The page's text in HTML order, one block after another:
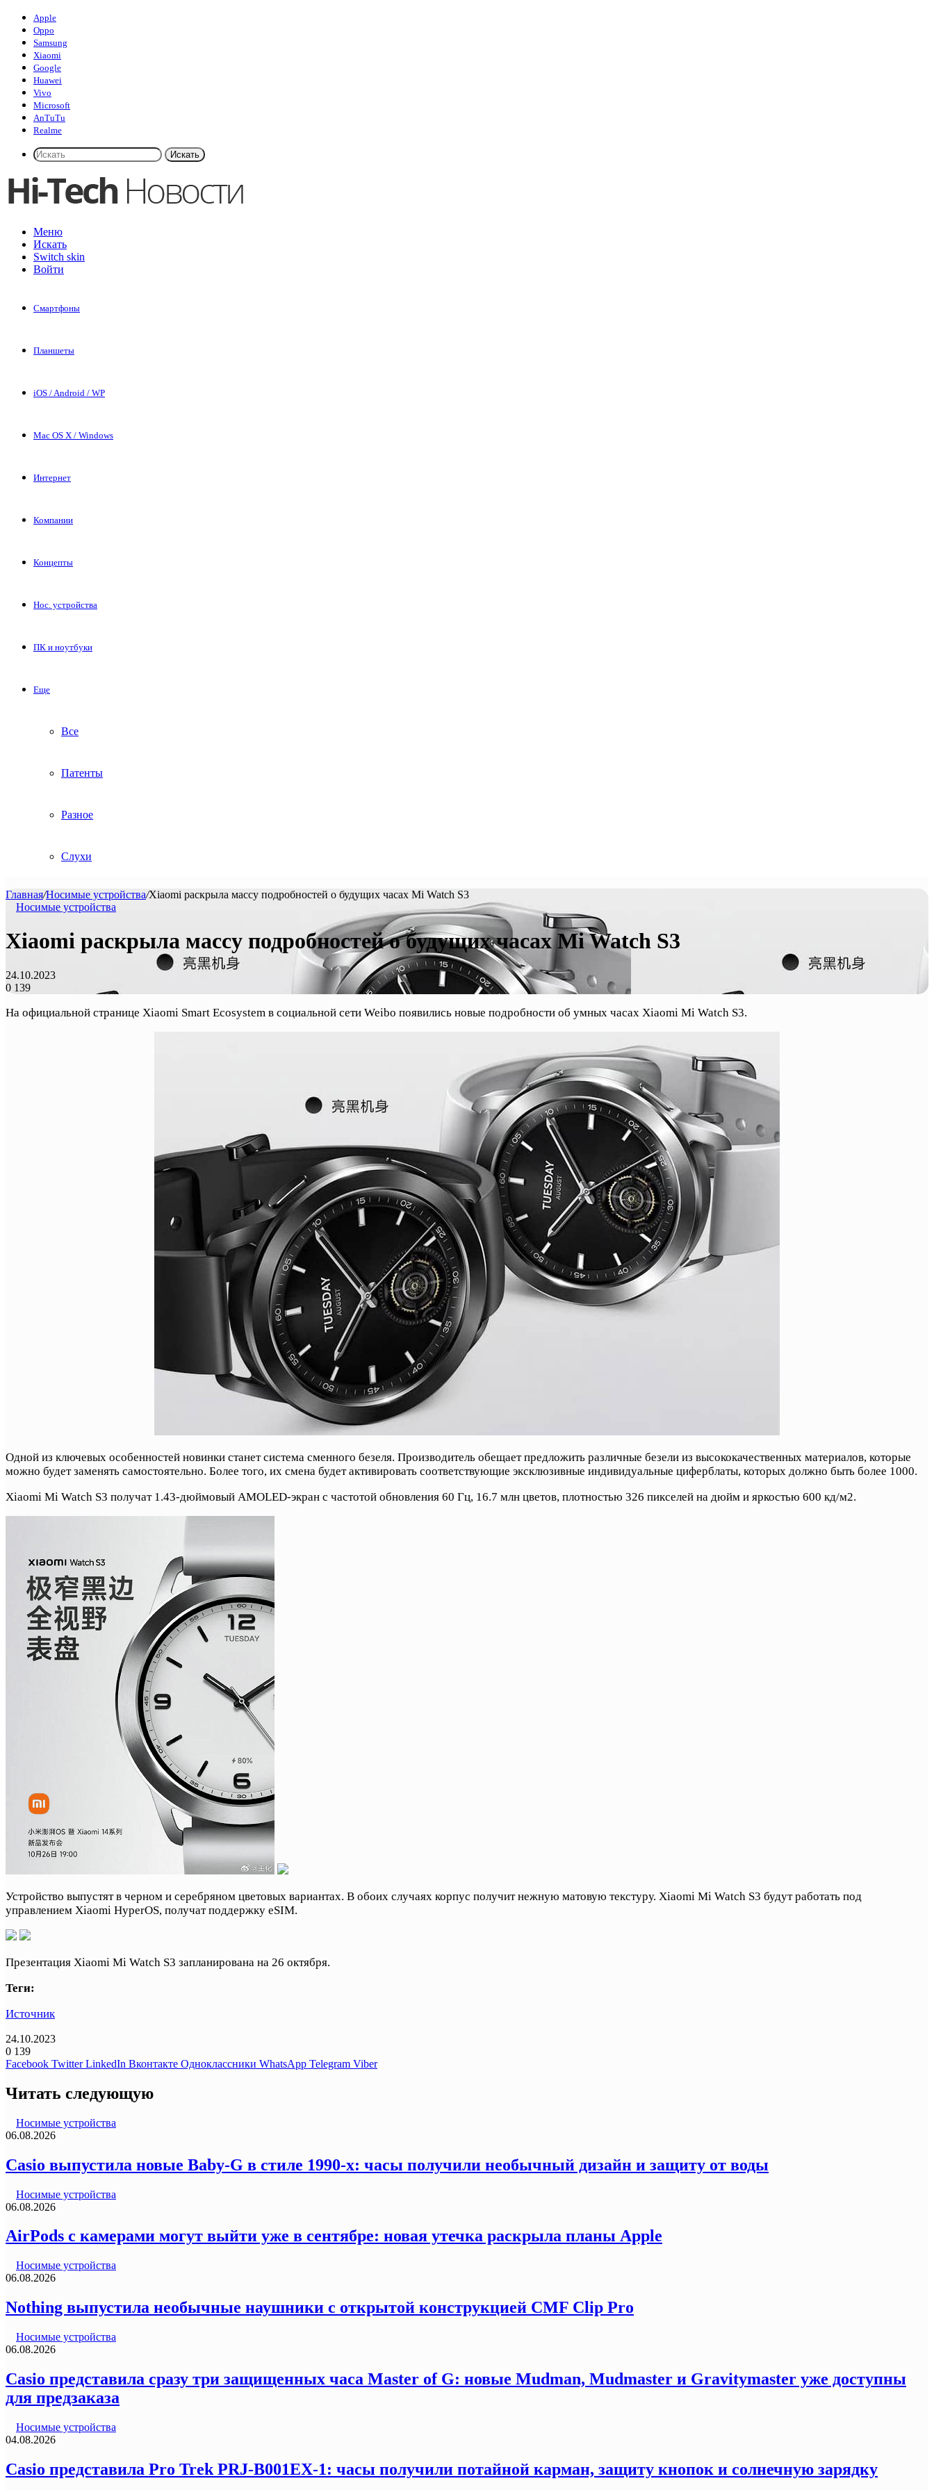
Apple
Oppo
Samsung
Xiaomi
Google
Huawei
Vivo
Microsoft
AnTuTu
Realme
Искать
Меню
Искать
Switch skin
Войти
Смартфоны
Планшеты
iOS / Android / WP
Mac OS X / Windows
Интернет
Компании
Концепты
Нос. устройства
ПК и ноутбуки
Еще
Все
Патенты
Разное
Слухи
Главная/Носимые устройства/Xiaomi раскрыла массу подробностей о будущих часах Mi Watch S3
Носимые устройства
Xiaomi раскрыла массу подробностей о будущих часах Mi Watch S3
24.10.2023
0 139
На официальной странице Xiaomi Smart Ecosystem в социальной сети Weibo появились новые подробности об умных часах Xiaomi Mi Watch S3.
Одной из ключевых особенностей новинки станет система сменного безеля. Производитель обещает предложить различные безели из высококачественных материалов, которые
можно будет заменять самостоятельно. Более того, их смена будет активировать соответствующие эксклюзивные индивидуальные циферблаты, которых должно быть более 1000.
Xiaomi Mi Watch S3 получат 1.43-дюймовый AMOLED-экран с частотой обновления 60 Гц, 16.7 млн цветов, плотностью 326 пикселей на дюйм и яркостью 600 кд/м2.
Устройство выпустят в черном и серебряном цветовых вариантах. В обоих случаях корпус получит нежную матовую текстуру. Xiaomi Mi Watch S3 будут работать под
управлением Xiaomi HyperOS, получат поддержку eSIM.
Презентация Xiaomi Mi Watch S3 запланирована на 26 октября.
Теги:
Источник
24.10.2023
0 139
Facebook Twitter LinkedIn Вконтакте Одноклассники WhatsApp Telegram Viber
Читать следующую
Носимые устройства
06.08.2026
Casio выпустила новые Baby-G в стиле 1990-х: часы получили необычный дизайн и защиту от воды
Носимые устройства
06.08.2026
AirPods с камерами могут выйти уже в сентябре: новая утечка раскрыла планы Apple
Носимые устройства
06.08.2026
Nothing выпустила необычные наушники с открытой конструкцией CMF Clip Pro
Носимые устройства
06.08.2026
Casio представила сразу три защищенных часа Master of G: новые Mudman, Mudmaster и Gravitymaster уже доступны
для предзаказа
Носимые устройства
04.08.2026
Casio представила Pro Trek PRJ-B001EX-1: часы получили потайной карман, защиту кнопок и солнечную зарядку